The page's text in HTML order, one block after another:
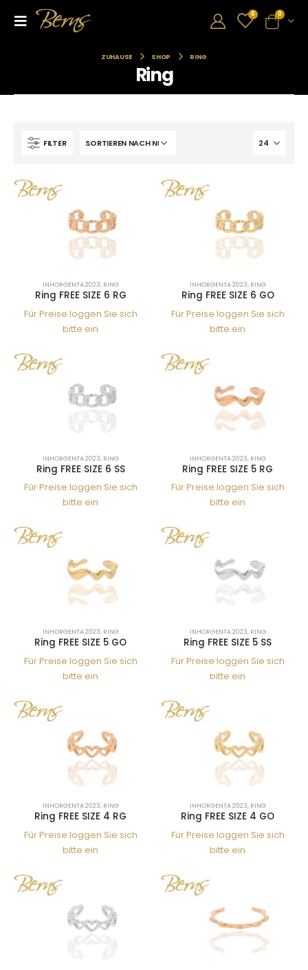
0 0
ZUHAUSE SHOP RING
Ring
FILTER
INHORGENTA 2023, RING
Ring FREE SIZE 6 RG
Für Preise loggen Sie sich
bitte ein
INHORGENTA 2023, RING
Ring FREE SIZE 6 GO
Für Preise loggen Sie sich
bitte ein
INHORGENTA 2023, RING
Ring FREE SIZE 6 SS
Für Preise loggen Sie sich
bitte ein
INHORGENTA 2023, RING
Ring FREE SIZE 5 RG
Für Preise loggen Sie sich
bitte ein
INHORGENTA 2023, RING
Ring FREE SIZE 5 GO
Für Preise loggen Sie sich
bitte ein
INHORGENTA 2023, RING
Ring FREE SIZE 5 SS
Für Preise loggen Sie sich
bitte ein
INHORGENTA 2023, RING
Ring FREE SIZE 4 RG
Für Preise loggen Sie sich
bitte ein
INHORGENTA 2023, RING
Ring FREE SIZE 4 GO
Für Preise loggen Sie sich
bitte ein